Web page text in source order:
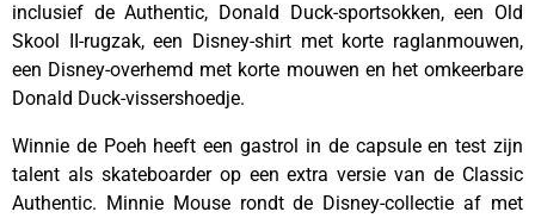
inclusief de Authentic, Donald Duck-sportsokken, een Old
Skool II-rugzak, een Disney-shirt met korte raglanmouwen,
een Disney-overhemd met korte mouwen en het omkeerbare
Donald Duck-vissershoedje.
Winnie de Poeh heeft een gastrol in de capsule en test zijn
talent als skateboarder op een extra versie van de Classic
Authentic. Minnie Mouse rondt de Disney-collectie af met